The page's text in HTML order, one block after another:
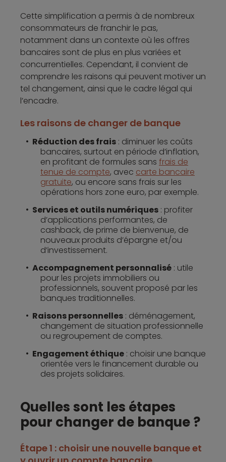
Cette simplification a permis à de nombreux
consommateurs de franchir le pas,
notamment dans un contexte où les offres
bancaires sont de plus en plus variées et
concurrentielles. Cependant, il convient de
comprendre les raisons qui peuvent motiver un
tel changement, ainsi que le cadre légal qui
l’encadre.
Les raisons de changer de banque
Réduction des frais: diminuer les coûts
bancaires, surtout en période d’inflation,
en profitant de formules sans frais de
tenue de compte, avec carte bancaire
gratuite, ou encore sans frais sur les
opérations hors zone euro, par exemple.
Services et outils numériques: profiter
d’applications performantes, de
cashback, de prime de bienvenue, de
nouveaux produits d’épargne et/ou
d’investissement.
Accompagnement personnalisé: utile
pour les projets immobiliers ou
professionnels, souvent proposé par les
banques traditionnelles.
Raisons personnelles: déménagement,
changement de situation professionnelle
ou regroupement de comptes.
Engagement éthique: choisir une banque
orientée vers le financement durable ou
des projets solidaires.
Quelles sont les étapes
pour changer de banque ?
Étape 1 : choisir une nouvelle banque et